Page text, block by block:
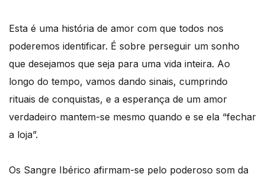
Esta é uma história de amor com que todos nos
poderemos identificar. É sobre perseguir um sonho
que desejamos que seja para uma vida inteira. Ao
longo do tempo, vamos dando sinais, cumprindo
rituais de conquistas, e a esperança de um amor
verdadeiro mantem-se mesmo quando e se ela “fechar
a loja”.
Os Sangre Ibérico afirmam-se pelo poderoso som da